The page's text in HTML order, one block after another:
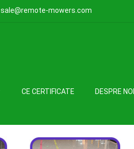
sale@remote-mowers.com
CE CERTIFICATE DESPRE NOI